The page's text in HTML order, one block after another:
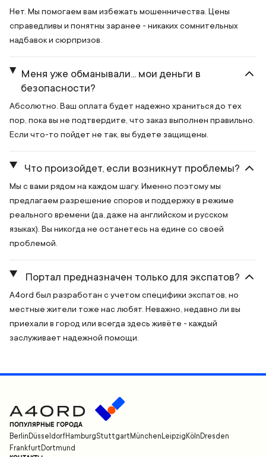
Нет. Мы помогаем вам избежать мошенничества. Цены
справедливы и понятны заранее - никаких сомнительных
надбавок и сюрпризов.
Меня уже обманывали... мои деньги в
безопасности?
Абсолютно. Ваш оплата будет надежно храниться до тех
пор, пока вы не подтвердите, что заказ выполнен правильно.
Если что-то пойдет не так, вы будете защищены.
Что произойдет, если возникнут проблемы?
Мы с вами рядом на каждом шагу. Именно поэтому мы
предлагаем разрешение споров и поддержку в режиме
реального времени (да, даже на английском и русском
языках). Вы никогда не останетесь на едине со своей
проблемой.
Портал предназначен только для экспатов?
A4ord был разработан с учетом специфики экспатов, но
местные жители тоже нас любят. Неважно, недавно ли вы
приехали в город или всегда здесь живёте - каждый
заслуживает надежной помощи.
ПОПУЛЯРНЫЕ ГОРОДА
Berlin Düsseldorf HamburgStuttgart München Leipzig Köln Dresden
Frankfurt Dortmund